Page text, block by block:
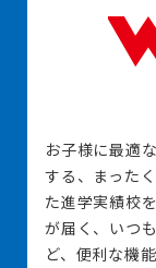
お子様に最適
する、まった
た進学実績校
が届く、いつ
ど、便利な機